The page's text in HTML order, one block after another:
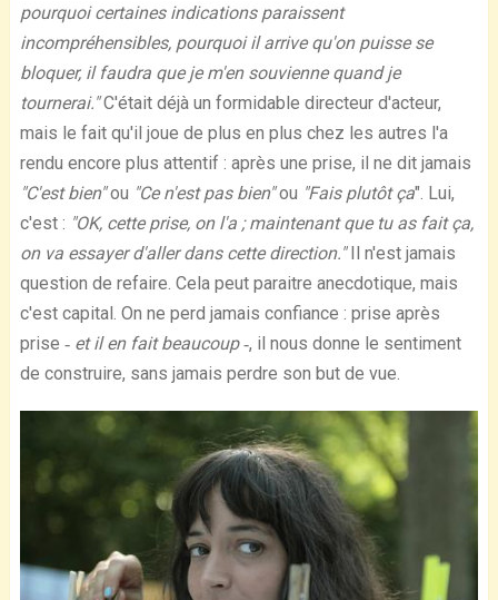
pourquoi certaines indications paraissent
incompréhensibles, pourquoi il arrive qu'on puisse se
bloquer, il faudra que je m'en souvienne quand je
tournerai."C'était déjà un formidable directeur d'acteur,
mais le fait qu'il joue de plus en plus chez les autres l'a
rendu encore plus attentif : après une prise, il ne dit jamais
"C'est bien"ou "Ce n'est pas bien"ou "Fais plutôt ça". Lui,
c'est : "OK, cette prise, on l'a ; maintenant que tu as fait ça,
on va essayer d'aller dans cette direction."Il n'est jamais
question de refaire. Cela peut paraitre anecdotique, mais
c'est capital. On ne perd jamais confiance : prise après
prise ‐ et il en fait beaucoup‐, il nous donne le sentiment
de construire, sans jamais perdre son but de vue.